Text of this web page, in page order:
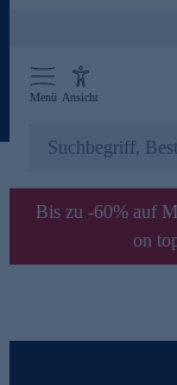
Menü Ansicht
Bis zu -60% auf
on